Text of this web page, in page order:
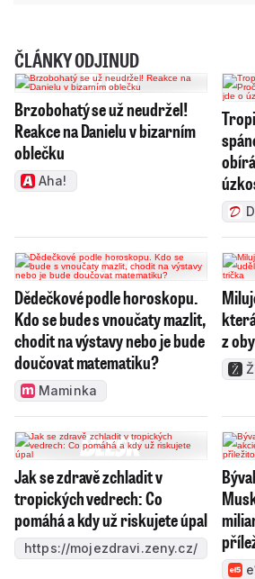
ČLÁNKY ODJINUD
Brzobohatý se už neudržel!
Reakce na Danielu v bizarním
oblečku
Aha!
Dědečkové podle horoskopu.
Kdo se bude s vnoučaty mazlit,
chodit na výstavy nebo je bude
doučovat matematiku?
Maminka
z
Jak se zdravě zchladit v
tropických vedrech: Co
pomáhá a kdy už riskujete úpal
https://mojezdravi.zeny.cz/
světa